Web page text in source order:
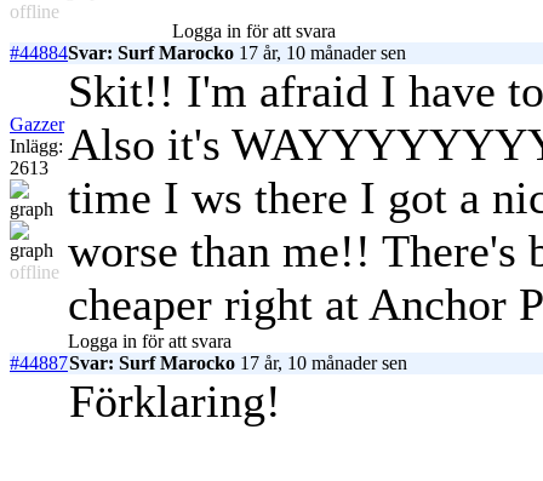
offline
Logga in för att svara
#44884Svar: Surf Marocko 17 år, 10 månader sen
Gazzer
Inlägg:
2613
offline
Skit!! I'm afraid I have
Also it's
time I ws there I got a
worse than me!! There's
cheaper right at Anchor
Logga in för att svara
#44887Svar: Surf Marocko 17 år, 10 månader sen
Förklaring!